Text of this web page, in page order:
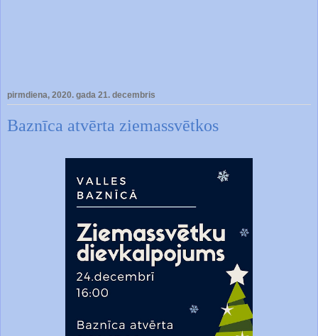
pirmdiena, 2020. gada 21. decembris
Baznīca atvērta ziemassvētkos